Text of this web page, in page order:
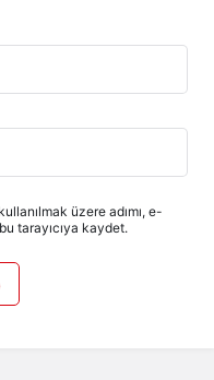
üzere adımı, e-
tarayıcıya kaydet.